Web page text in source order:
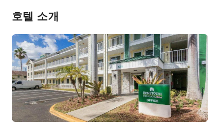
요금 설명
요금 기준은 객실 유형, 투숙 인원 및 숙박 패키지에 따라 달라
지며, 일부 요금은 현장에서 결제하셔야 합니다. 자세한 내용
은 각 객실 유형 및 패키지 설명을 참고해 주세요.
호텔 소개